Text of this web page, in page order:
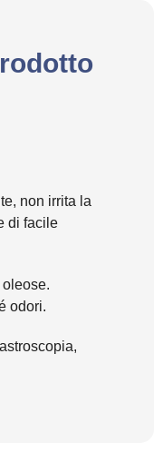
non irrita la
di facile
odori.